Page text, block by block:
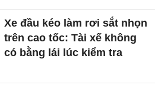
Xe đầu kéo làm rơi sắt nhọn
trên cao tốc: Tài xế không
có bằng lái lúc kiểm tra